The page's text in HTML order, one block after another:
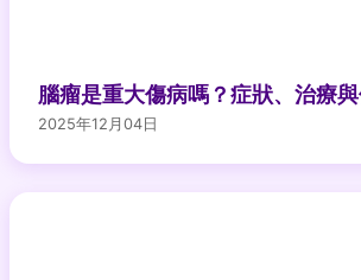
腦瘤是重大傷病嗎？症狀、治療
2025年12月04日